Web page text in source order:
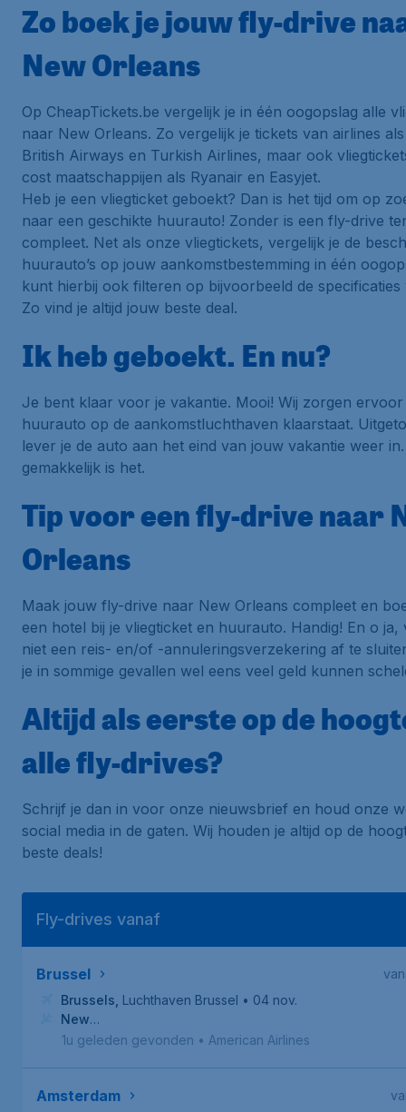
Zo boek je jouw fly-drive
New Orleans
Op CheapTickets.be vergelijk je in één oogopslag alle
naar New Orleans. Zo vergelijk je tickets van airlines
British Airways en Turkish Airlines, maar ook
cost maatschappijen als Ryanair en Easyjet.
Heb je een vliegticket geboekt? Dan is het tijd om op
naar een geschikte huurauto! Zonder is een fly-drive
compleet. Net als onze vliegtickets, vergelijk je de
huurauto’s op jouw aankomstbestemming in één
kunt hierbij ook filteren op bijvoorbeeld de specificaties
Zo vind je altijd jouw beste deal.
Ik heb geboekt. En nu?
Je bent klaar voor je vakantie. Mooi! Wij zorgen
huurauto op de aankomstluchthaven klaarstaat.
lever je de auto aan het eind van jouw vakantie weer
gemakkelijk is het.
Tip voor een fly-drive naar
Orleans
Maak jouw fly-drive naar New Orleans compleet en
een hotel bij je vliegticket en huurauto. Handig! En o ja,
niet een reis- en/of -annuleringsverzekering af te
je in sommige gevallen wel eens veel geld kunnen
Altijd als eerste op de
alle fly-drives?
Schrijf je dan in voor onze nieuwsbrief en houd onze
social media in de gaten. Wij houden je altijd op de
beste deals!
Fly-drives vanaf
Brussel
Brussels Luchthaven Brussel • 04 nov.
New
Orleans, Louis Armstrong New Orleans International
1u geleden gevonden • American Airlines
Amsterdam